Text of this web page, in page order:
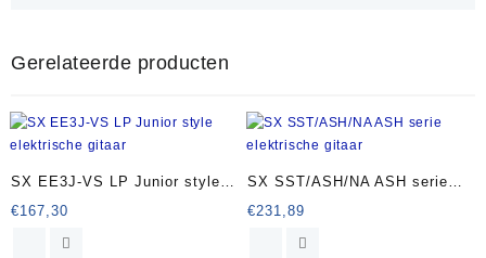
Gerelateerde producten
SX EE3J-VS LP Junior style
elektrische gitaar
€167,30
SX SST/ASH/NA ASH serie
elektrische gitaar
€231,89